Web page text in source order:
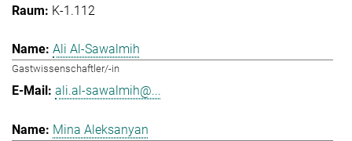
K-1.112
Ali Al-Sawalmih
Gastwissenschaftler/-in
ali.al-sawalmih@...
Mina Aleksanyan